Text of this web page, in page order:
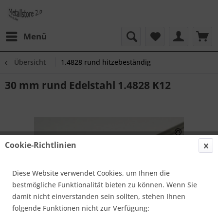
Menü
Übersicht 1.4828 rund hitzebeständig
30 mm rund Edelstahl 1.4828 K12
Cookie-Richtlinien
Diese Website verwendet Cookies, um Ihnen die
bestmögliche Funktionalität bieten zu können. Wenn Sie
damit nicht einverstanden sein sollten, stehen Ihnen
folgende Funktionen nicht zur Verfügung: